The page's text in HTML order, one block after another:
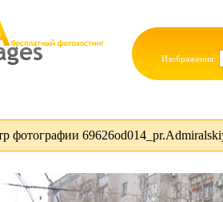
Изображения:
фотографии